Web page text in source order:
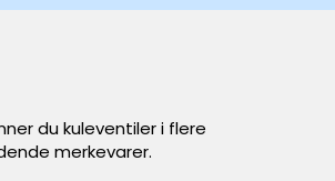
du kuleventiler i flere
merkevarer.